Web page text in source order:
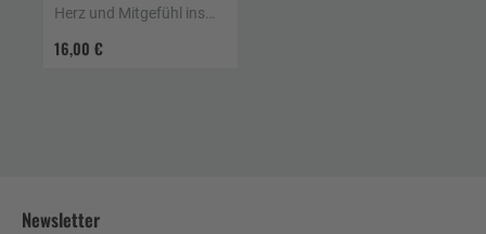
16,00 €
Herz und Mitgefühl ins
Newsletter